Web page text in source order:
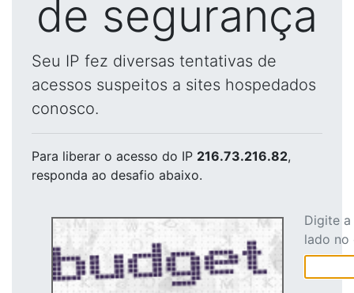
de segurança
Seu IP fez diversas tentativas de
acessos suspeitos a sites hospedados
conosco.
Para liberar o acesso do IP 216.73.216.82,
responda ao desafio abaixo.
Digite
lado no